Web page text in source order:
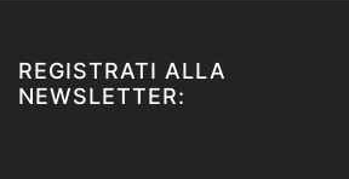
REGISTRATI ALLA
NEWSLETTER: